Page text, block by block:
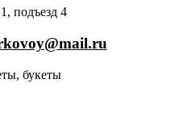
подъезд 4
букеты